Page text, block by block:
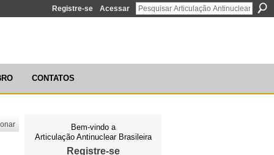
Registre-se Acessar
CONTATOS
Bem-vindo a
Articulação Antinuclear Brasileira
Registre-se